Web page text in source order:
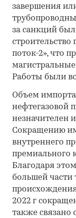
завершения
за санкций
строительство
поток-2», что
Работы были
Объем импорта
нефтегазовой
незначителен
Сокращению
внутреннего
премиального
Благодаря
большей части
2022 г
также связано